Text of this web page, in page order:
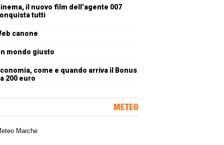
il nuovo film dell’agente 007
tutti
canone
mondo giusto
come e quando arriva il Bonus
200 euro
METEO
meteorologica delle Marche